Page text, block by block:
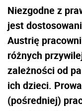
Niezgodne z
jest
Austrię
różnych
zależności od
ich dzieci.
(pośredniej)